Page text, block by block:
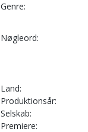
Genre
Nøgleord
Land
Produktionsår
Selskab
Premiere